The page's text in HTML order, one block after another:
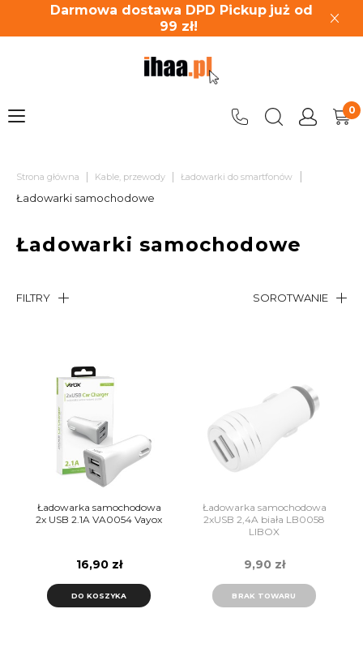
Darmowa dostawa DPD Pickup już od
99 zł!
Strona główna | Kable, przewody | Ładowarki do smartfonów |
Ładowarki samochodowe
Ładowarki samochodowe
FILTRY SOROTWANIE
Ładowarka samochodowa
2x USB 2.1A VA0054 Vayox
16,90 zł
DO KOSZYKA
Ładowarka samochodowa
2xUSB 2,4A biała LB0058
LIBOX
9,90 zł
BRAK TOWARU